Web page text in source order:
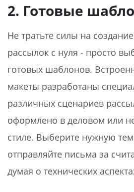
2. Готовые
Не тратьте силы на
рассылок с нуля - просто
готовых шаблонов.
макеты разработаны
различных сценариев
оформлено в деловом или
стиле. Выберите нужную
отправляйте письма за
думая о технических